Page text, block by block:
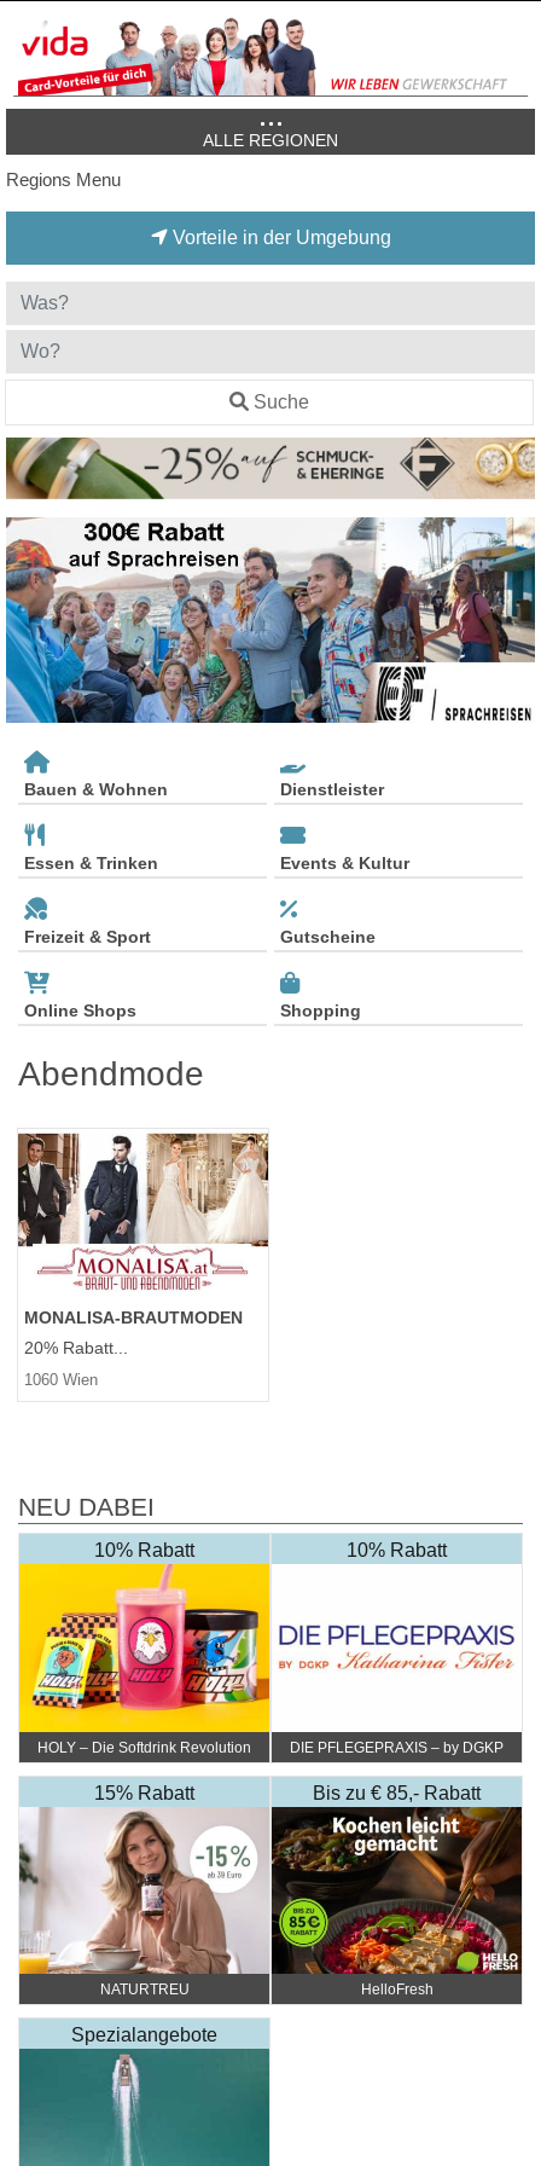
ALLE REGIONEN
Regions Menu
Vorteile in der Umgebung
Suche
Bauen & Wohnen Dienstleister
Essen & Trinken Events & Kultur
Freizeit & Sport Gutscheine
Online Shops Shopping
Abendmode
MONALISA-BRAUTMODEN
20% Rabatt...
1060 Wien
NEU DABEI
10% Rabatt
HOLY – Die Softdrink Revolution
10% Rabatt
DIE PFLEGEPRAXIS – by DGKP
Katharina Fister
15% Rabatt
NATURTREU
Bis zu € 85,- Rabatt
HelloFresh
Spezialangebote